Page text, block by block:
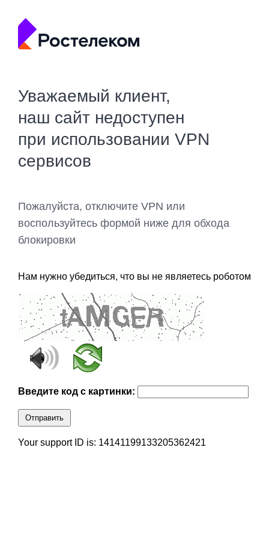
Уважаемый клиент,
наш сайт недоступен
при использовании VPN
сервисов
Пожалуйста, отключите VPN или
воспользуйтесь формой ниже для обхода
блокировки
Нам нужно убедиться, что вы не являетесь роботом
Введите код с картинки:
Отправить
Your support ID is: 14141199133205362421